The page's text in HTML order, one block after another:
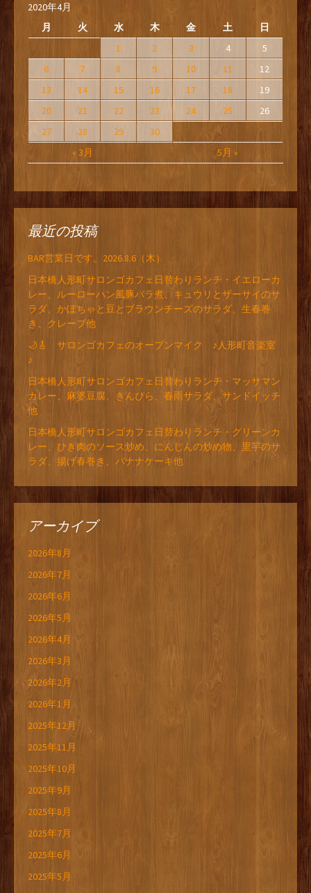
2020年4月
月
火 水 木 金 土 日
« 3月 5月 »
1 2 3 4
5
6
7 8 9 10 11
12
13
14 15 16 17 18
19
20
21 22 23 24 25
26
27
28 29 30
最近の投稿
BAR営業日です。2026.8.6（木）
日本橋人形町サロンゴカフェ日替わりランチ・イエローカ
レー、ルーローハン風豚バラ煮、キュウリとザーサイのサ
ラダ、かぼちゃと豆とブラウンチーズのサラダ、生春巻
き、クレープ他
🌙🎸 サロンゴカフェのオープンマイク ♪人形町音楽室
♪
日本橋人形町サロンゴカフェ日替わりランチ・マッサマン
カレー、麻婆豆腐、きんぴら、春雨サラダ、サンドイッチ
他
日本橋人形町サロンゴカフェ日替わりランチ・グリーンカ
レー、ひき肉のソース炒め、にんじんの炒め物、里芋のサ
ラダ、揚げ春巻き、バナナケーキ他
アーカイブ
2026年8月
2026年7月
2026年6月
2026年5月
2026年4月
2026年3月
2026年2月
2026年1月
2025年12月
2025年11月
2025年10月
2025年9月
2025年8月
2025年7月
2025年6月
2025年5月